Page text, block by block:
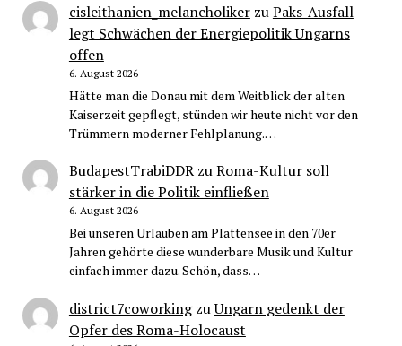
cisleithanien_melancholikerzuPaks-Ausfall
legt Schwächen der Energiepolitik Ungarns
offen
6. August 2026
Hätte man die Donau mit dem Weitblick der alten
Kaiserzeit gepflegt, stünden wir heute nicht vor den
Trümmern moderner Fehlplanung.…
BudapestTrabiDDRzuRoma-Kultur soll
stärker in die Politik einfließen
6. August 2026
Bei unseren Urlauben am Plattensee in den 70er
Jahren gehörte diese wunderbare Musik und Kultur
einfach immer dazu. Schön, dass…
district7coworkingzuUngarn gedenkt der
Opfer des Roma-Holocaust